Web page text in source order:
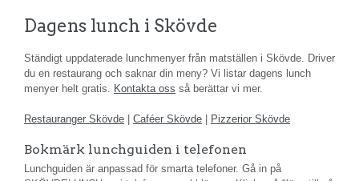
Dagens lunch i Skövde
Ständigt uppdaterade lunchmenyer från matställen i Skövde. Driver
du en restaurang och saknar din meny? Vi listar dagens lunch
menyer helt gratis. Kontakta oss så berättar vi mer.
Restauranger Skövde Caféer Skövde Pizzerior Skövde
Bokmärk lunchguiden i telefonen
Lunchguiden är anpassad för smarta telefoner. Gå in på